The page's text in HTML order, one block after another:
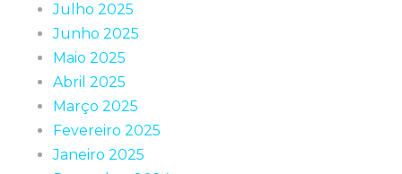
Julho 2025
Junho 2025
Maio 2025
Abril 2025
Março 2025
Fevereiro 2025
Janeiro 2025